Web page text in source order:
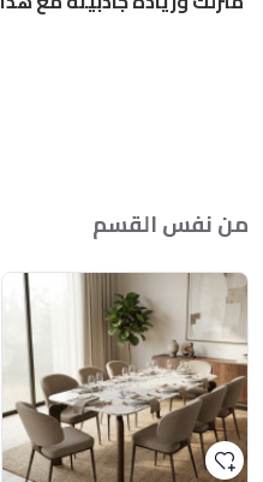
من نفس القسم